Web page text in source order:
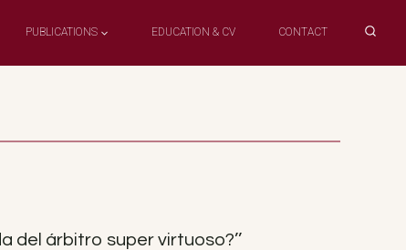
PUBLICATIONS EDUCATION & CV CONTACT
del árbitro super virtuoso?’’